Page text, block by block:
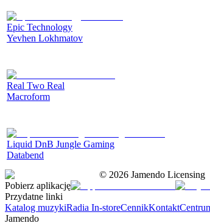
Epic Technology
Yevhen Lokhmatov
Real Two Real
Macroform
Liquid DnB Jungle Gaming
Databend
© 2026 Jamendo Licensing
Pobierz aplikację
Przydatne linki
Katalog muzykiRadia In-storeCennikKontakt
Jamendo